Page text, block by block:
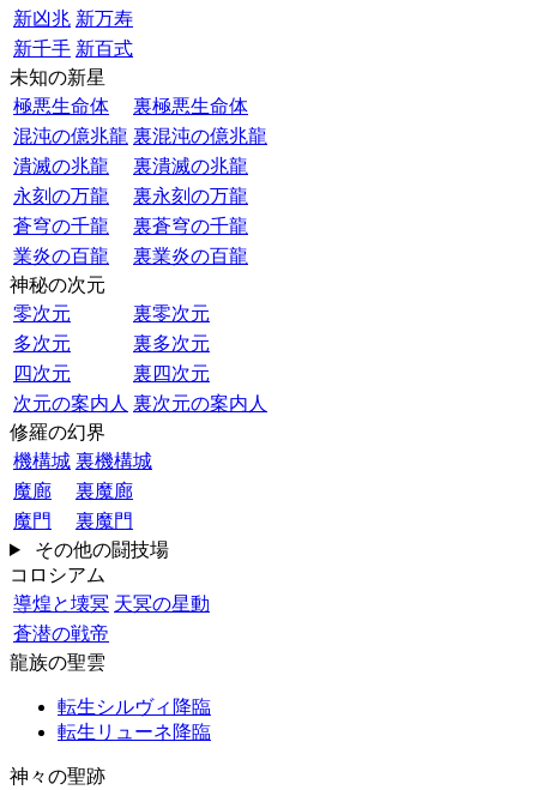
新凶兆 新万寿
新千手 新百式
未知の新星
極悪生命体
裏極悪生命体
混沌の億兆龍 裏混沌の億兆龍
潰滅の兆龍
裏潰滅の兆龍
永刻の万龍
裏永刻の万龍
蒼穹の千龍
裏蒼穹の千龍
業炎の百龍
裏業炎の百龍
神秘の次元
零次元
裏零次元
多次元
裏多次元
四次元
裏四次元
次元の案内人 裏次元の案内人
修羅の幻界
機構城 裏機構城
魔廊
裏魔廊
魔門
裏魔門
その他の闘技場
コロシアム
導煌と壊冥 天冥の星動
蒼潜の戦帝
龍族の聖雲
転生シルヴィ降臨
転生リューネ降臨
神々の聖跡